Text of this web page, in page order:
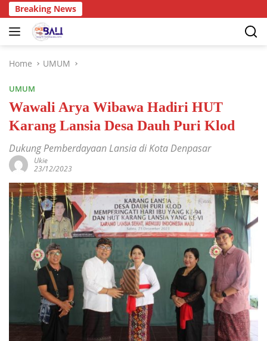
Breaking News
Home UMUM
UMUM
Wawali Arya Wibawa Hadiri HUT
Karang Lansia Desa Dauh Puri Klod
Dukung Pemberdayaan Lansia di Kota Denpasar
Ukie
23/12/2023